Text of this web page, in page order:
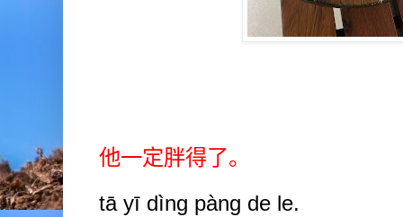
他一定胖得了。
tā yī dìng pàng de le.